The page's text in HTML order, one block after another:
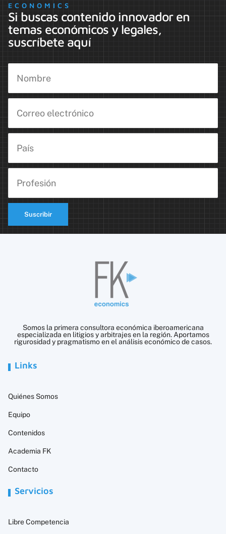
ECONOMICS
Si buscas contenido innovador en
temas económicos y legales,
suscríbete aquí
Suscribir
Somos la primera consultora económica iberoamericana
especializada en litigios y arbitrajes en la región. Aportamos
rigurosidad y pragmatismo en el análisis económico de casos.
Links
Quiénes Somos
Equipo
Contenidos
Academia FK
Contacto
Servicios
Libre Competencia